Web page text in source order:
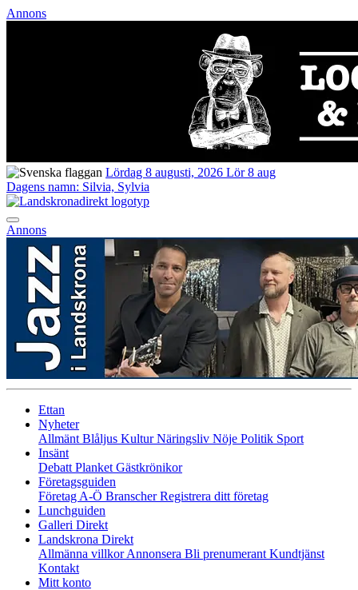
Annons
Lördag 8 augusti, 2026 Lör 8 aug
Dagens namn: Silvia, Sylvia
Annons
Ettan
Nyheter
Allmänt Blåljus KulturNäringsliv Nöje Politik Sport
Insänt
Debatt Planket Gästkrönikor
Företagsguiden
Företag A-Ö BranscherRegistrera ditt företag
Lunchguiden
Galleri Direkt
Landskrona Direkt
Allmänna villkorAnnonsera Bli prenumerant Kundtjänst
Kontakt
Mitt konto